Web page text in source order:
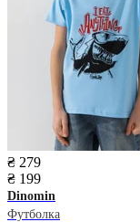
₴ 279
₴ 199
Dinomin
Футболка